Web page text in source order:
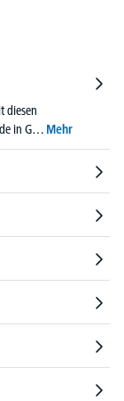
diesen
in G… Mehr